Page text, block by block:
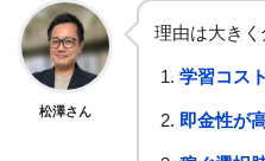
松澤さん
理由は大きく
学習コス
即金性が